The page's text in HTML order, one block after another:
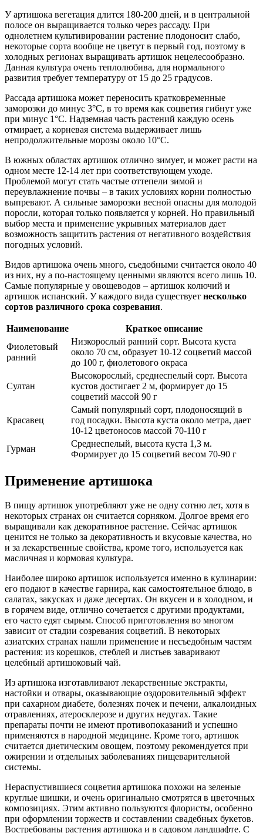
У артишока вегетация длится 180-200 дней, и в центральной
полосе он выращивается только через рассаду. При
однолетнем культивировании растение плодоносит слабо,
некоторые сорта вообще не цветут в первый год, поэтому в
холодных регионах выращивать артишок нецелесообразно.
Данная культура очень теплолюбива, для нормального
развития требует температуру от 15 до 25 градусов.
Рассада артишока может переносить кратковременные
заморозки до минус 3°С, в то время как соцветия гибнут уже
при минус 1°С. Надземная часть растений каждую осень
отмирает, а корневая система выдерживает лишь
непродолжительные морозы около 10°С.
В южных областях артишок отлично зимует, и может расти на
одном месте 12-14 лет при соответствующем уходе.
Проблемой могут стать частые оттепели зимой и
переувлажнение почвы – в таких условиях корни полностью
выпревают. А сильные заморозки весной опасны для молодой
поросли, которая только появляется у корней. Но правильный
выбор места и применение укрывных материалов дает
возможность защитить растения от негативного воздействия
погодных условий.
Видов артишока очень много, съедобными считается около 40
из них, ну а по-настоящему ценными являются всего лишь 10.
Самые популярные у овощеводов – артишок колючий и
артишок испанский. У каждого вида существует несколько
сортов различного срока созревания.
Наименование
Краткое описание
Фиолетовый
ранний
Низкорослый ранний сорт. Высота куста
около 70 см, образует 10-12 соцветий массой
до 100 г, фиолетового окраса
Султан
Высокорослый, среднеспелый сорт. Высота
кустов достигает 2 м, формирует до 15
соцветий массой 90 г
Красавец
Самый популярный сорт, плодоносящий в
год посадки. Высота куста около метра, дает
10-12 цветоносов массой 70-110 г
Гурман
Среднеспелый, высота куста 1,3 м.
Формирует до 15 соцветий весом 70-90 г
Применение артишока
В пищу артишок употребляют уже не одну сотню лет, хотя в
некоторых странах он считается сорняком. Долгое время его
выращивали как декоративное растение. Сейчас артишок
ценится не только за декоративность и вкусовые качества, но
и за лекарственные свойства, кроме того, используется как
масличная и кормовая культура.
Наиболее широко артишок используется именно в кулинарии:
его подают в качестве гарнира, как самостоятельное блюдо, в
салатах, закусках и даже десертах. Он вкусен и в холодном, и
в горячем виде, отлично сочетается с другими продуктами,
его часто едят сырым. Способ приготовления во многом
зависит от стадии созревания соцветий. В некоторых
азиатских странах нашли применение и несъедобным частям
растения: из корешков, стеблей и листьев заваривают
целебный артишоковый чай.
Из артишока изготавливают лекарственные экстракты,
настойки и отвары, оказывающие оздоровительный эффект
при сахарном диабете, болезнях почек и печени, алкалоидных
отравлениях, атеросклерозе и других недугах. Такие
препараты почти не имеют противопоказаний и успешно
применяются в народной медицине. Кроме того, артишок
считается диетическим овощем, поэтому рекомендуется при
ожирении и отдельных заболеваниях пищеварительной
системы.
Нераспустившиеся соцветия артишока похожи на зеленые
круглые шишки, и очень оригинально смотрятся в цветочных
композициях. Этим активно пользуются флористы, особенно
при оформлении торжеств и составлении свадебных букетов.
Востребованы растения артишока и в садовом ландшафте. С